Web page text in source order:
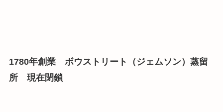
1780年創業 ボウストリート（ジェムソン）蒸留
所 現在閉鎖